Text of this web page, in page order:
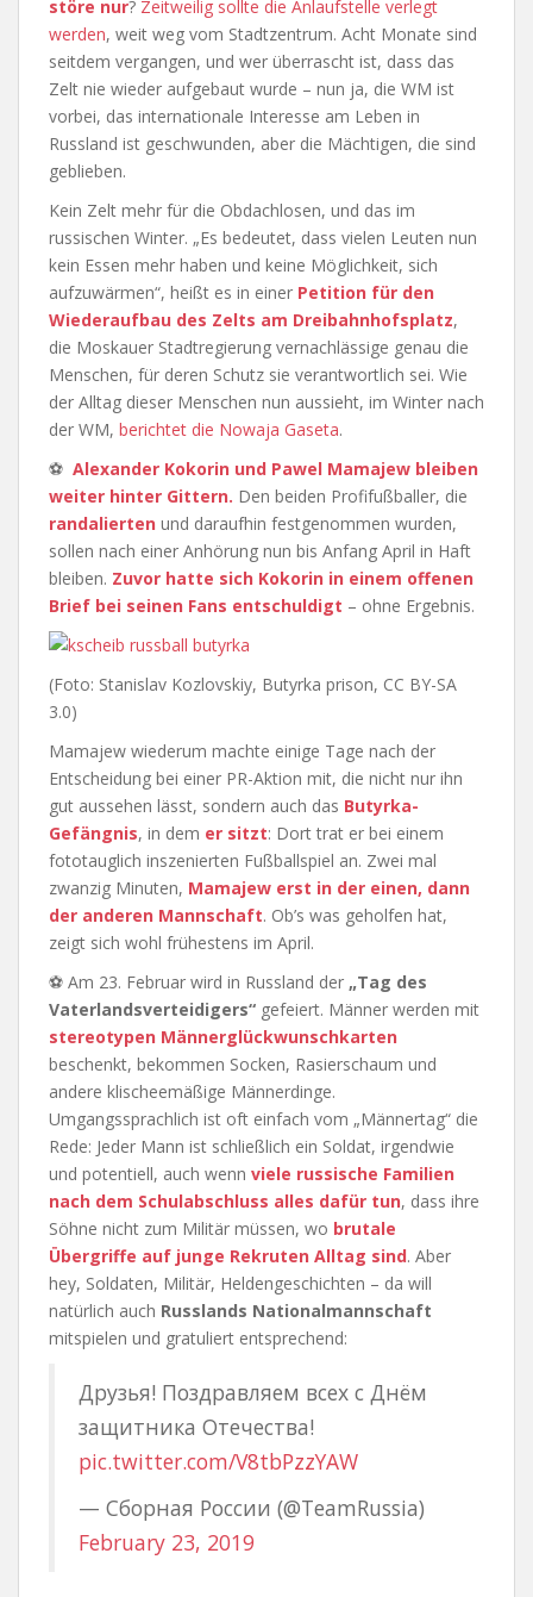
störe nur? Zeitweilig sollte die Anlaufstelle verlegt
werden, weit weg vom Stadtzentrum. Acht Monate sind
seitdem vergangen, und wer überrascht ist, dass das
Zelt nie wieder aufgebaut wurde – nun ja, die WM ist
vorbei, das internationale Interesse am Leben in
Russland ist geschwunden, aber die Mächtigen, die sind
geblieben.
Kein Zelt mehr für die Obdachlosen, und das im
russischen Winter. „Es bedeutet, dass vielen Leuten nun
kein Essen mehr haben und keine Möglichkeit, sich
aufzuwärmen“, heißt es in einer Petition für den
Wiederaufbau des Zelts am Dreibahnhofsplatz,
die Moskauer Stadtregierung vernachlässige genau die
Menschen, für deren Schutz sie verantwortlich sei. Wie
der Alltag dieser Menschen nun aussieht, im Winter nach
der WM, berichtet die Nowaja Gaseta.
⚽ Alexander Kokorin und Pawel Mamajew bleiben
weiter hinter Gittern. Den beiden Profifußballer, die
randalierten und daraufhin festgenommen wurden,
sollen nach einer Anhörung nun bis Anfang April in Haft
bleiben. Zuvor hatte sich Kokorin in einem offenen
Brief bei seinen Fans entschuldigt – ohne Ergebnis.
(Foto: Stanislav Kozlovskiy, Butyrka prison, CC BY-SA
3.0)
Mamajew wiederum machte einige Tage nach der
Entscheidung bei einer PR-Aktion mit, die nicht nur ihn
gut aussehen lässt, sondern auch das Butyrka-
Gefängnis, in dem er sitzt: Dort trat er bei einem
fototauglich inszenierten Fußballspiel an. Zwei mal
zwanzig Minuten, Mamajew erst in der einen, dann
der anderen Mannschaft. Ob’s was geholfen hat,
zeigt sich wohl frühestens im April.
⚽ Am 23. Februar wird in Russland der „Tag des
Vaterlandsverteidigers“ gefeiert. Männer werden mit
stereotypen Männerglückwunschkarten
beschenkt, bekommen Socken, Rasierschaum und
andere klischeemäßige Männerdinge.
Umgangssprachlich ist oft einfach vom „Männertag“ die
Rede: Jeder Mann ist schließlich ein Soldat, irgendwie
und potentiell, auch wenn viele russische Familien
nach dem Schulabschluss alles dafür tun, dass ihre
Söhne nicht zum Militär müssen, wo brutale
Übergriffe auf junge Rekruten Alltag sind. Aber
hey, Soldaten, Militär, Heldengeschichten – da will
natürlich auch Russlands Nationalmannschaft
mitspielen und gratuliert entsprechend:
Друзья! Поздравляем всех с Днём
защитника Отечества!
pic.twitter.com/V8tbPzzYAW
— Сборная России (@TeamRussia)
February 23, 2019